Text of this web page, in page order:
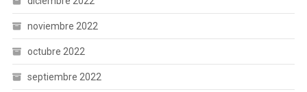
noviembre 2022
octubre 2022
septiembre 2022